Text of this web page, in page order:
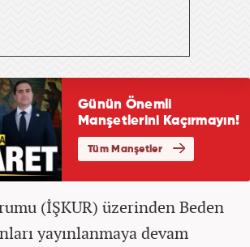
(İŞKUR) üzerinden Beden
yayınlanmaya devam